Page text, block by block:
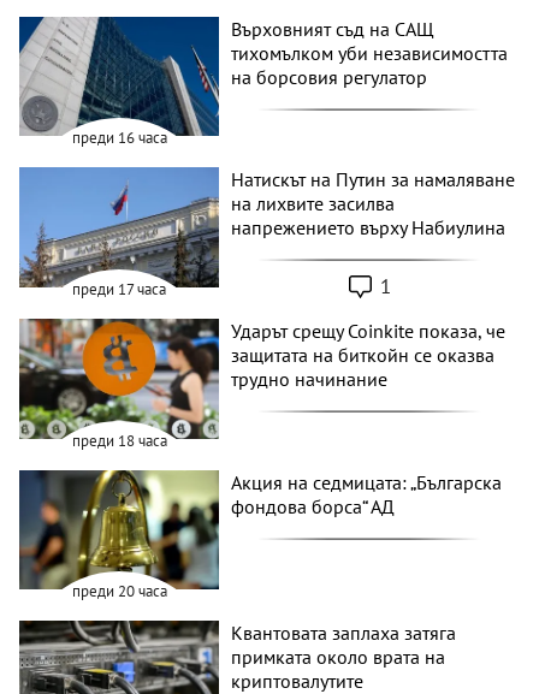
преди 16 часа
Върховният съд на САЩ
тихомълком уби независимостта
на борсовия регулатор
преди 17 часа
Натискът на Путин за намаляване
на лихвите засилва
напрежението върху Набиулина
1
преди 18 часа
Ударът срещу Coinkite показа, че
защитата на биткойн се оказва
трудно начинание
преди 20 часа
Акция на седмицата: „Българска
фондова борса“ АД
Квантовата заплаха затяга
примката около врата на
криптовалутите